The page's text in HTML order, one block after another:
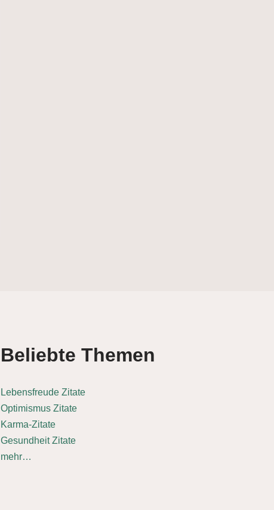
Beliebte Themen
Lebensfreude Zitate
Optimismus Zitate
Karma-Zitate
Gesundheit Zitate
mehr…